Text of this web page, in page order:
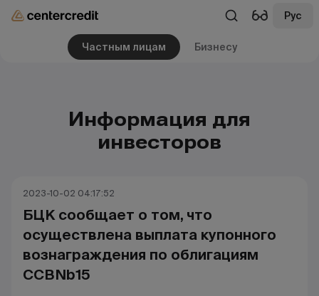
Рус
Частным лицам Бизнесу
Информация для
инвесторов
2023-10-02 04:17:52
БЦК сообщает о том, что
осуществлена выплата купонного
вознаграждения по облигациям
CCBNb15